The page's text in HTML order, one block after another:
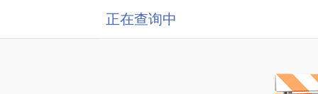
正在查询中